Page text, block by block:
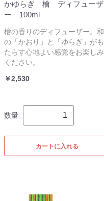
かゆらぎ 檜 ディフューザ
ー 100ml
檜の香りのディフューザー。和
の「かおり」と「ゆらぎ」がも
たらす心地よい感覚をお楽しみ
ください。
￥2,530
数量
カートに入れる